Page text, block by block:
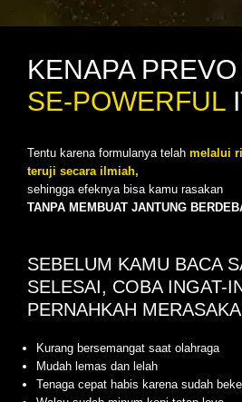
KENAPA
SE-POWERFUL
Tentu karena formulanya telah melalui
teruji secara ilmiah,
sehingga efeknya bisa kamu rasakan
TANPA MEMBUAT JANTUNG
SEBELUM KAMU BACA
SELESAI, COBA INGAT-
PERNAHKAH
Kurang bersemangat saat olahraga
Mudah lemas dan lelah
Tenaga cepat habis karena sudah